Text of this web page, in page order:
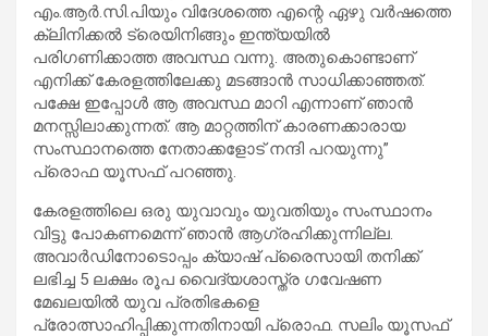
എം.ആർ.സി.പിയും വിദേശത്തെ എന്റെ ഏഴു വർഷത്തെ
ക്ലിനിക്കൽ ട്രെയിനിങ്ങും ഇന്ത്യയിൽ
പരിഗണിക്കാത്ത അവസ്ഥ വന്നു. അതുകൊണ്ടാണ്
എനിക്ക് കേരളത്തിലേക്കു മടങ്ങാൻ സാധിക്കാഞ്ഞത്.
പക്ഷേ ഇപ്പോൾ ആ അവസ്ഥ മാറി എന്നാണ് ഞാൻ
മനസ്സിലാക്കുന്നത്. ആ മാറ്റത്തിന് കാരണക്കാരായ
സംസ്ഥാനത്തെ നേതാക്കളോട് നന്ദി പറയുന്നു”
പ്രൊഫ യൂസഫ് പറഞ്ഞു.
കേരളത്തിലെ ഒരു യുവാവും യുവതിയും സംസ്ഥാനം
വിട്ടു പോകണമെന്ന് ഞാൻ ആഗ്രഹിക്കുന്നില്ല.
അവാർഡിനോടൊപ്പം ക്യാഷ് പ്രൈസായി തനിക്ക്
ലഭിച്ച 5 ലക്ഷം രൂപ വൈദ്യശാസ്ത്ര ഗവേഷണ
മേഖലയിൽ യുവ പ്രതിഭകളെ
പ്രോത്സാഹിപ്പിക്കുന്നതിനായി പ്രൊഫ. സലിം യൂസഫ്